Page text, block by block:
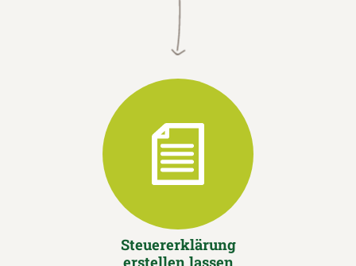
Steuererklärung